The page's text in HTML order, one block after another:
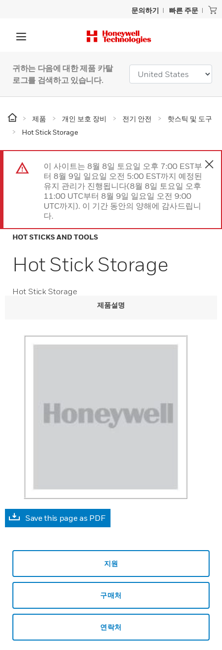
문의하기 빠른 주문
귀하는 다음에 대한 제품 카탈
로그를 검색하고 있습니다.
제품 개인 보호 장비 전기 안전
핫스틱 및 도구
Hot Stick Storage
이 사이트는 8월 8일 토요일 오후 7:00 EST부
터 8월 9일 일요일 오전 5:00 EST까지 예정된
유지 관리가 진행됩니다(8월 8일 토요일 오후
11:00 UTC부터 8월 9일 일요일 오전 9:00
UTC까지). 이 기간 동안의 양해에 감사드립니
다.
HOT STICKS AND TOOLS
Hot Stick Storage
Hot Stick Storage
제품설명
Save this page as PDF
지원
구매처
연락처